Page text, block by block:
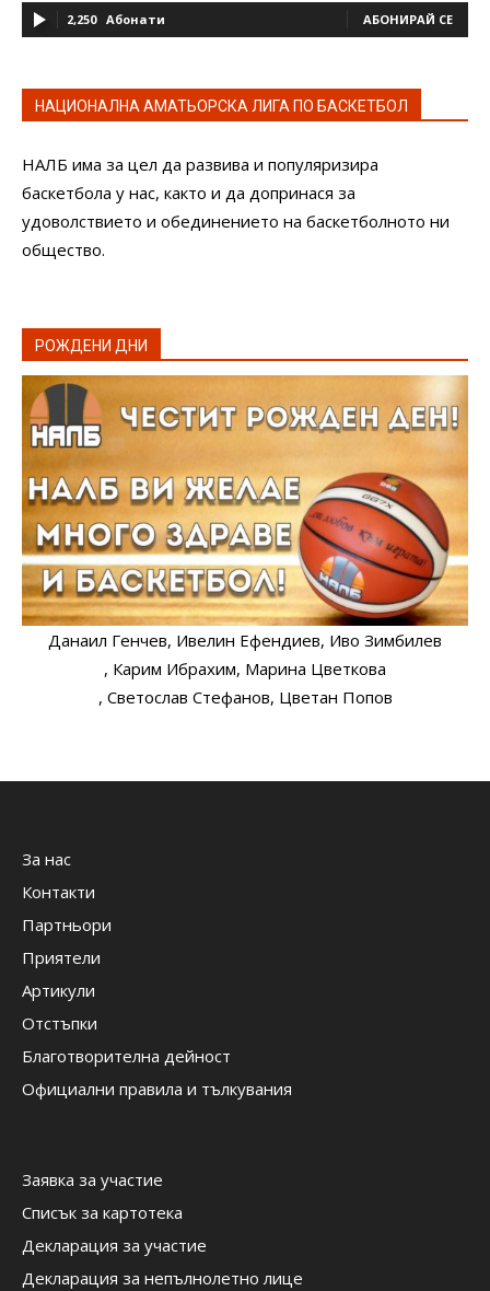
2,250 Абонати АБОНИРАЙ СЕ
НАЦИОНАЛНА АМАТЬОРСКА ЛИГА ПО БАСКЕТБОЛ
НАЛБ има за цел да развива и популяризира
баскетбола у нас, както и да допринася за
удоволствието и обединението на баскетболното ни
общество.
РОЖДЕНИ ДНИ
Данаил Генчев, Ивелин Ефендиев, Иво Зимбилев
, Карим Ибрахим, Марина Цветкова
, Светослав Стефанов, Цветан Попов
За нас
Контакти
Партньори
Приятели
Артикули
Отстъпки
Благотворителна дейност
Официални правила и тълкувания
Заявка за участие
Списък за картотека
Декларация за участие
Декларация за непълнолетно лице